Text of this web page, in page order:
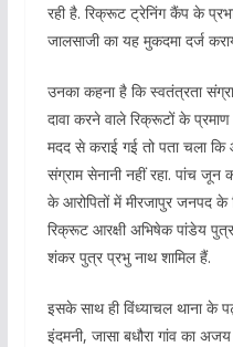
रही है. रिक्रूट ट्रेनिंग कैंप के
जालसाजी का यह मुकदमा दर्ज
उनका कहना है कि स्वतंत्रता
दावा करने वाले रिक्रूटों के
मदद से कराई गई तो पता चला कि
संग्राम सेनानी नहीं रहा. पांच जून
के आरोपितों में मीरजापुर जनपद के
रिक्रूट आरक्षी अभिषेक पांडेय पुत्र
शंकर पुत्र प्रभु नाथ शामिल हैं.
इसके साथ ही विंध्याचल थाना के
इंदमनी, जासा बधौरा गांव का